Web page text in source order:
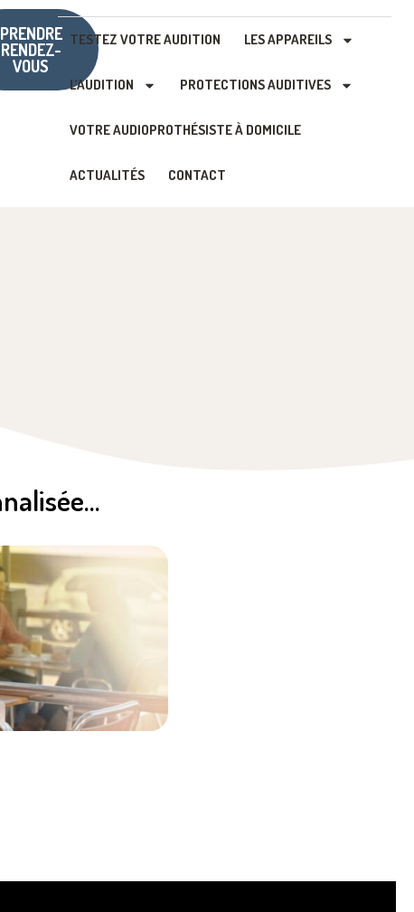
PRENDRE
RENDEZ-
VOUS
TESTEZ VOTRE AUDITION LES APPAREILS
L’AUDITION PROTECTIONS AUDITIVES
VOTRE AUDIOPROTHÉSISTE À DOMICILE
ACTUALITÉS CONTACT